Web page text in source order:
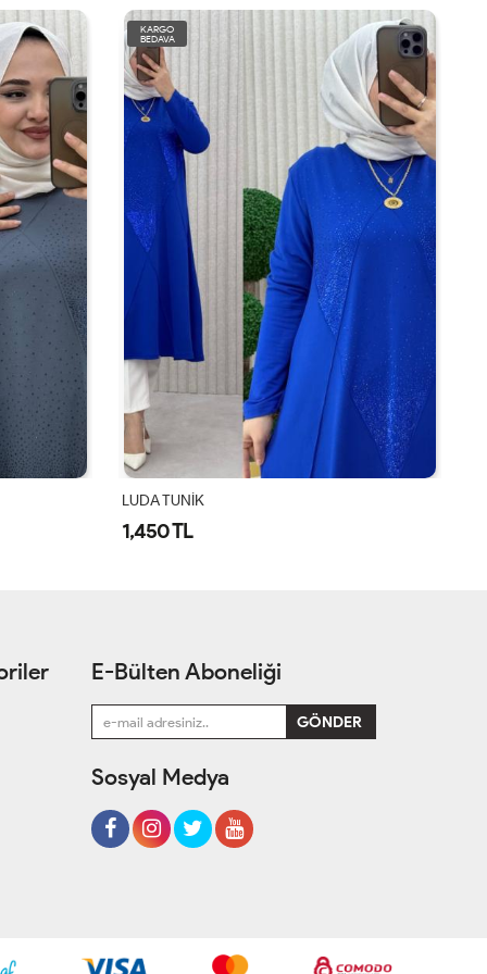
KARGO
BEDAVA
LUDA TUNİK
1,450 TL
E-Bülten Aboneliği
Sosyal Medya